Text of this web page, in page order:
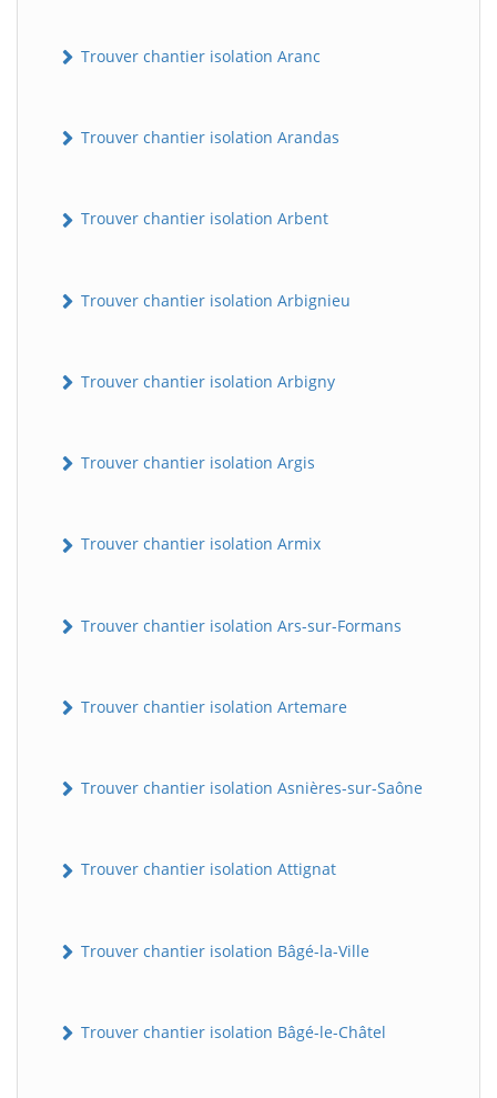
Trouver chantier isolation Aranc
Trouver chantier isolation Arandas
Trouver chantier isolation Arbent
Trouver chantier isolation Arbignieu
Trouver chantier isolation Arbigny
Trouver chantier isolation Argis
Trouver chantier isolation Armix
Trouver chantier isolation Ars-sur-Formans
Trouver chantier isolation Artemare
Trouver chantier isolation Asnières-sur-Saône
Trouver chantier isolation Attignat
Trouver chantier isolation Bâgé-la-Ville
Trouver chantier isolation Bâgé-le-Châtel